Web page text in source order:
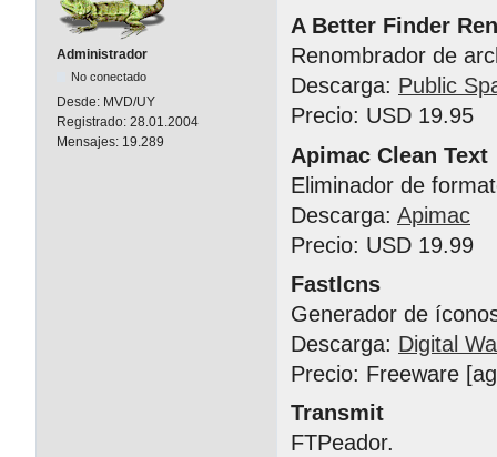
Administrador
No conectado
Desde: MVD/UY
Registrado: 28.01.2004
Mensajes: 19.289
A Better Finder
Renombrador de
Descarga: Public
Precio: USD 19.95
Apimac Clean Text
Eliminador de
Descarga: Apimac
Precio: USD 19.99
FastIcns
Generador de
Descarga: Digital
Precio: Freeware
Transmit
FTPeador.